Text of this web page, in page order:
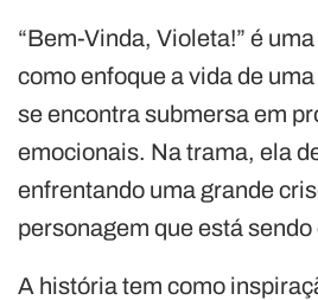
“Bem-Vinda, Violeta!” é
como enfoque a vida de
se encontra submersa em
emocionais. Na trama, ela
enfrentando uma grande
personagem que está
A história tem como